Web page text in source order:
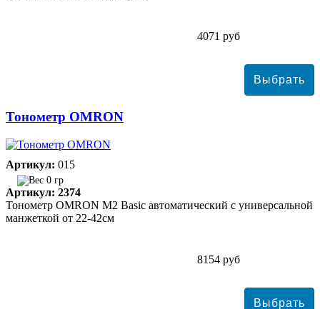
4071 руб
Тонометр ОMRON
Артикул: 015
0 гр
Артикул: 2374
Тонометр ОMRON M2 Basic автоматический с универсальной
манжеткой от 22-42см
8154 руб